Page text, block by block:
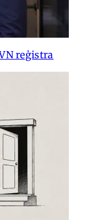
reģistra